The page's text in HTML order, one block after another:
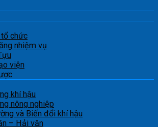
chức
nhiệm vụ
viện
khí hậu
nông nghiệp
và Biến đổi khí hậu
– Hải văn